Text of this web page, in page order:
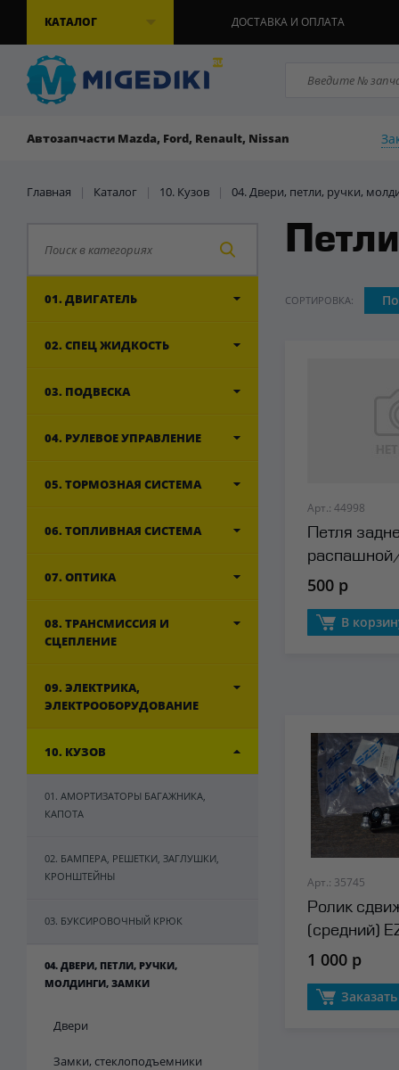
КАТАЛОГ ДОСТАВКА И ОПЛАТА
Автозапчасти Mazda, Ford, Renault, Nissan
Главная | Каталог | 10. Кузов | 04. Двери, петли, ручки,
01. ДВИГАТЕЛЬ
02. СПЕЦ ЖИДКОСТЬ
03. ПОДВЕСКА
04. РУЛЕВОЕ УПРАВЛЕНИЕ
05. ТОРМОЗНАЯ СИСТЕМА
06. ТОПЛИВНАЯ СИСТЕМА
07. ОПТИКА
08. ТРАНСМИССИЯ И
СЦЕПЛЕНИЕ
09. ЭЛЕКТРИКА,
ЭЛЕКТРООБОРУДОВАНИЕ
10. КУЗОВ
01. АМОРТИЗАТОРЫ БАГАЖНИКА,
КАПОТА
02. БАМПЕРА, РЕШЕТКИ, ЗАГЛУШКИ,
КРОНШТЕЙНЫ
03. БУКСИРОВОЧНЫЙ КРЮК
04. ДВЕРИ, ПЕТЛИ, РУЧКИ,
МОЛДИНГИ, ЗАМКИ
Двери
Замки, стеклоподъемники
СОРТИРОВКА:
Арт.: 44998
Петля
двери BSG
500 р
В
Арт.: 35745
Ролик
(средний)
1 000 р
Заказать